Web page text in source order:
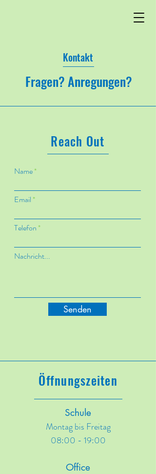
Fragen? Anregungen?
Kontakt
Reach Out
Name
Email
Telefon
Nachricht...
Senden
Öffnungszeiten
Schule
Montag bis Freitag
08:00 - 19:00
Office